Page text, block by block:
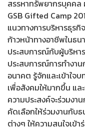
สรรหาทรัพยากรบุคคล
GSB Gifted Camp
แนวทางการบริหารธุร
ก้าวหน้าทางอาชีพในธ
ประสบการณ์กับผู้บริหา
ประสบการณ์การทำงาน
อนาคต รู้จักและเข้าใจ
เพื่อสังคมให้มากขึ้น แล
ความประสงค์จะร่วมง
คัดเลือกให้ร่วมงานกับ
ต่างๆ ให้ความสนใจเข้